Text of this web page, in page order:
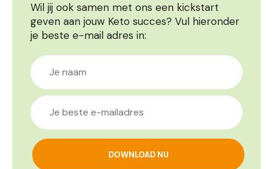
Wil jij ook samen met ons een kickstart
geven aan jouw Keto succes? Vul hieronder
je beste e-mail adres in: